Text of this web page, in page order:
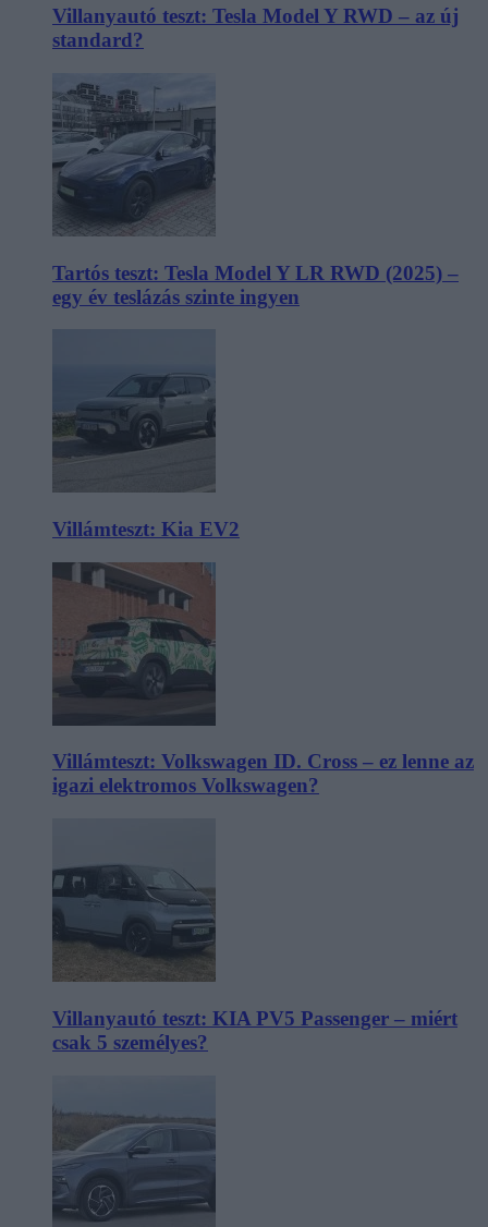
Villanyautó teszt: Tesla Model Y RWD – az új
standard?
Tartós teszt: Tesla Model Y LR RWD (2025) –
egy év teslázás szinte ingyen
Villámteszt: Kia EV2
Villámteszt: Volkswagen ID. Cross – ez lenne az
igazi elektromos Volkswagen?
Villanyautó teszt: KIA PV5 Passenger – miért
csak 5 személyes?